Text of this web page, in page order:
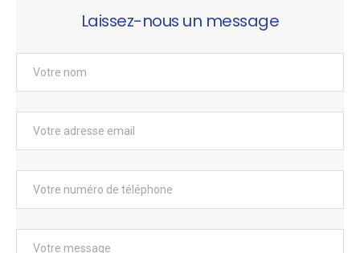
Laissez-nous un message